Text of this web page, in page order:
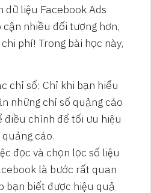
dữ liệu Facebook Ads
nhiều đối tượng hơn,
phí! Trong bài học này,
chỉ số: Chỉ khi bạn hiểu
những chỉ số quảng cáo
điều chỉnh để tối ưu hiệu
cáo.
đọc và chọn lọc số liệu
là bước rất quan
bạn biết được hiệu quả